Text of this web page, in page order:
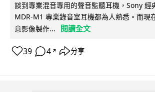
談到專業混音專用的聲音監聽耳機，Sony 經
MDR-M1 專業錄音室耳機都為人熟悉。而現
意影像製作...
閱讀全文
39 4 ↗ 分享